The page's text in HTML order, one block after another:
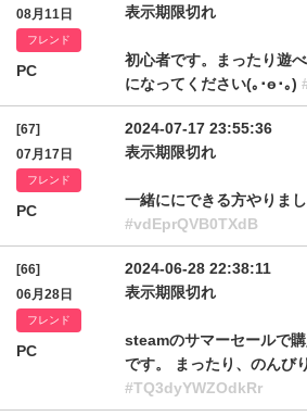
08月11日
フレンド
PC
表示期限切れ
初心者です。まったり遊
になってください(｡･ө･｡)
[67]
07月17日
フレンド
PC
2024-07-17 23:55:36
表示期限切れ
一緒ににできる方やりまし
#vdEprQVB0TXdB
[66]
06月28日
フレンド
PC
2024-06-28 22:38:11
表示期限切れ
steamのサマーセールで
です。 まったり、のんび
#TQ3dyYWZOdkRr